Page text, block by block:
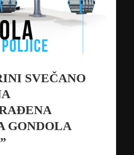
SVEČANO
GONDOLA